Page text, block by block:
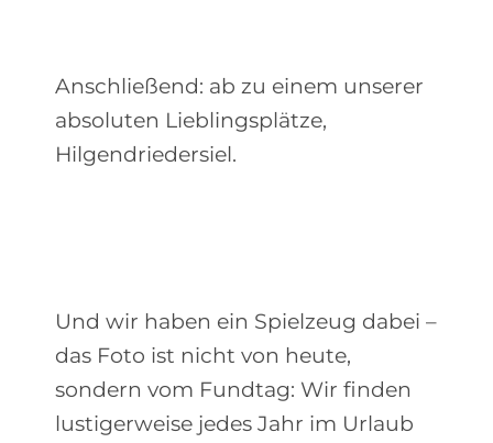
Anschließend: ab zu einem unserer
absoluten Lieblingsplätze,
Hilgendriedersiel.
Und wir haben ein Spielzeug dabei –
das Foto ist nicht von heute,
sondern vom Fundtag: Wir finden
lustigerweise jedes Jahr im Urlaub